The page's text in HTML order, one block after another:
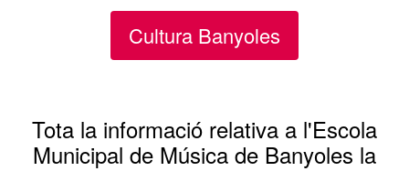
Cultura Banyoles
Tota la informació relativa a l'Escola
Municipal de Música de Banyoles la